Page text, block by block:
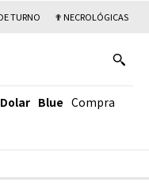
TURNO ✟ NECROLÓGICAS
Dolar Blue Compra